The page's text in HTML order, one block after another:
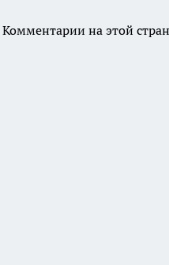
Комментарии на этой